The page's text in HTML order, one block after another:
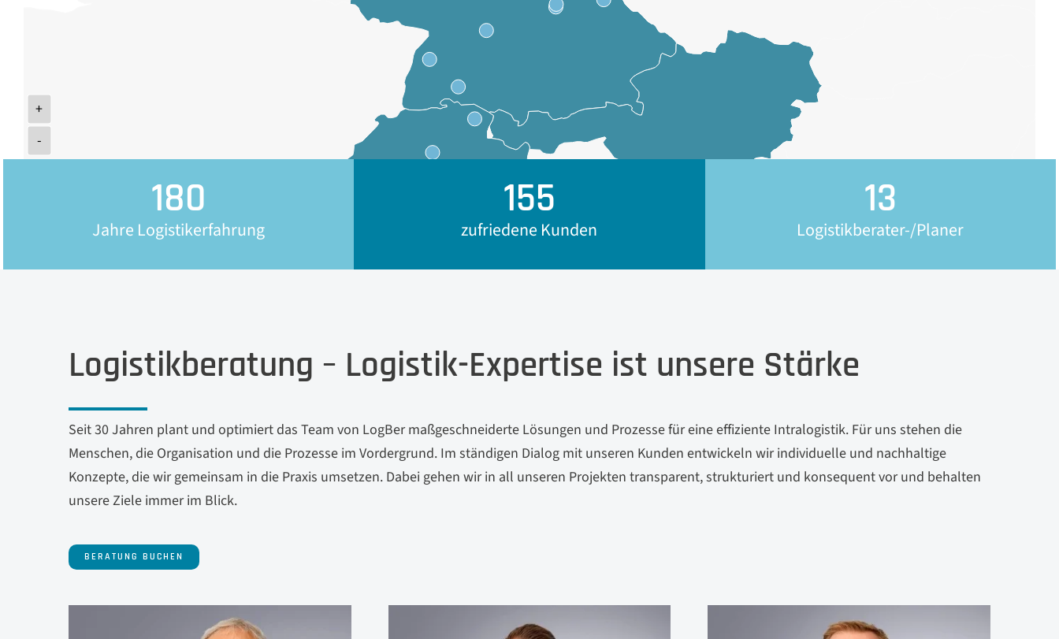
+
-
180
Jahre Logistikerfahrung
155
zufriedene Kunden
13
Logistikberater-/Planer
Logistikberatung – Logistik-Expertise ist unsere Stärke
Seit 30 Jahren plant und optimiert das Team von LogBer maßgeschneiderte Lösungen und Prozesse für eine effiziente Intralogistik. Für uns stehen die
Menschen, die Organisation und die Prozesse im Vordergrund. Im ständigen Dialog mit unseren Kunden entwickeln wir individuelle und nachhaltige
Konzepte, die wir gemeinsam in die Praxis umsetzen. Dabei gehen wir in all unseren Projekten transparent, strukturiert und konsequent vor und behalten
unsere Ziele immer im Blick.
BERATUNG BUCHEN